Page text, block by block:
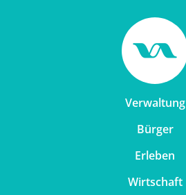
Verwaltung
Bürger
Erleben
Wirtschaft